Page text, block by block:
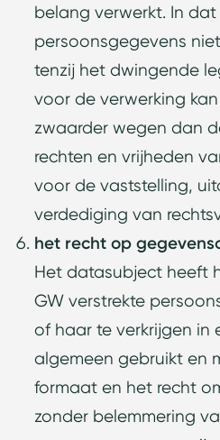
belang verwerkt. In
persoonsgegevens
tenzij het dwingende
voor de verwerking
zwaarder wegen dan
rechten en vrijheden
voor de vaststelling,
verdediging van
het recht op
Het datasubject heeft
GW verstrekte
of haar te verkrijgen in
algemeen gebruikt en
formaat en het recht
zonder belemmering